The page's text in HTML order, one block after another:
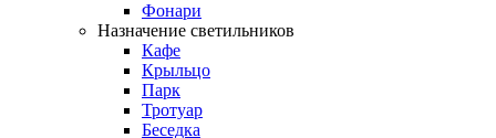
Фонари
Назначение светильников
Кафе
Крыльцо
Парк
Тротуар
Беседка